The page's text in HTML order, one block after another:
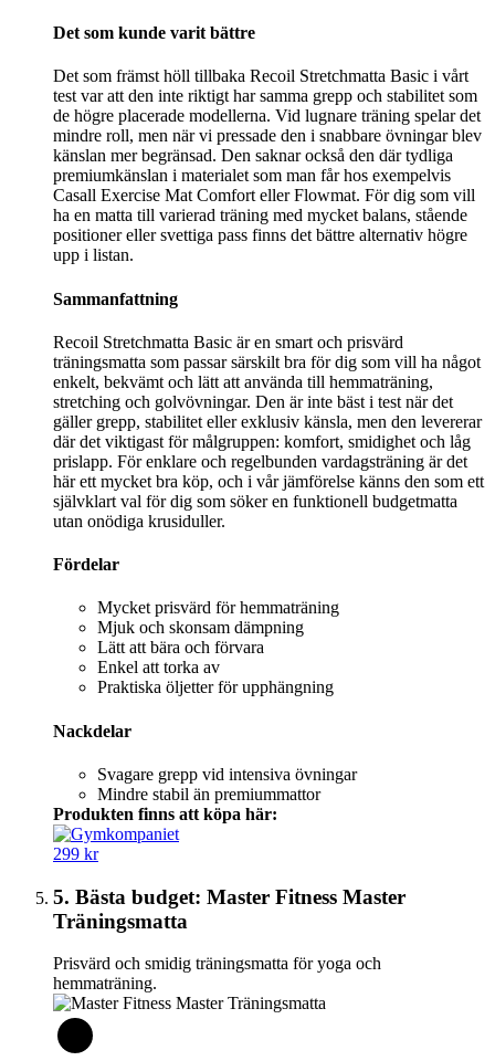
Det som kunde varit bättre
Det som främst höll tillbaka Recoil Stretchmatta Basic i vårt
test var att den inte riktigt har samma grepp och stabilitet som
de högre placerade modellerna. Vid lugnare träning spelar det
mindre roll, men när vi pressade den i snabbare övningar blev
känslan mer begränsad. Den saknar också den där tydliga
premiumkänslan i materialet som man får hos exempelvis
Casall Exercise Mat Comfort eller Flowmat. För dig som vill
ha en matta till varierad träning med mycket balans, stående
positioner eller svettiga pass finns det bättre alternativ högre
upp i listan.
Sammanfattning
Recoil Stretchmatta Basic är en smart och prisvärd
träningsmatta som passar särskilt bra för dig som vill ha något
enkelt, bekvämt och lätt att använda till hemmaträning,
stretching och golvövningar. Den är inte bäst i test när det
gäller grepp, stabilitet eller exklusiv känsla, men den levererar
där det viktigast för målgruppen: komfort, smidighet och låg
prislapp. För enklare och regelbunden vardagsträning är det
här ett mycket bra köp, och i vår jämförelse känns den som ett
självklart val för dig som söker en funktionell budgetmatta
utan onödiga krusiduller.
Fördelar
Mycket prisvärd för hemmaträning
Mjuk och skonsam dämpning
Lätt att bära och förvara
Enkel att torka av
Praktiska öljetter för upphängning
Nackdelar
Svagare grepp vid intensiva övningar
Mindre stabil än premiummattor
Produkten finns att köpa här:
299 kr
5. Bästa budget: Master Fitness Master
Träningsmatta
Prisvärd och smidig träningsmatta för yoga och
hemmaträning.